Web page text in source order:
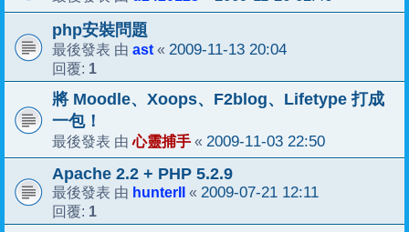
php安裝問題
最後發表 由 ast « 2009-11-13 20:04
回覆: 1
將 Moodle、Xoops、F2blog、Lifetype 打成
一包！
最後發表 由心靈捕手 « 2009-11-03 22:50
Apache 2.2 + PHP 5.2.9
最後發表 由 hunterII « 2009-07-21 12:11
回覆: 1